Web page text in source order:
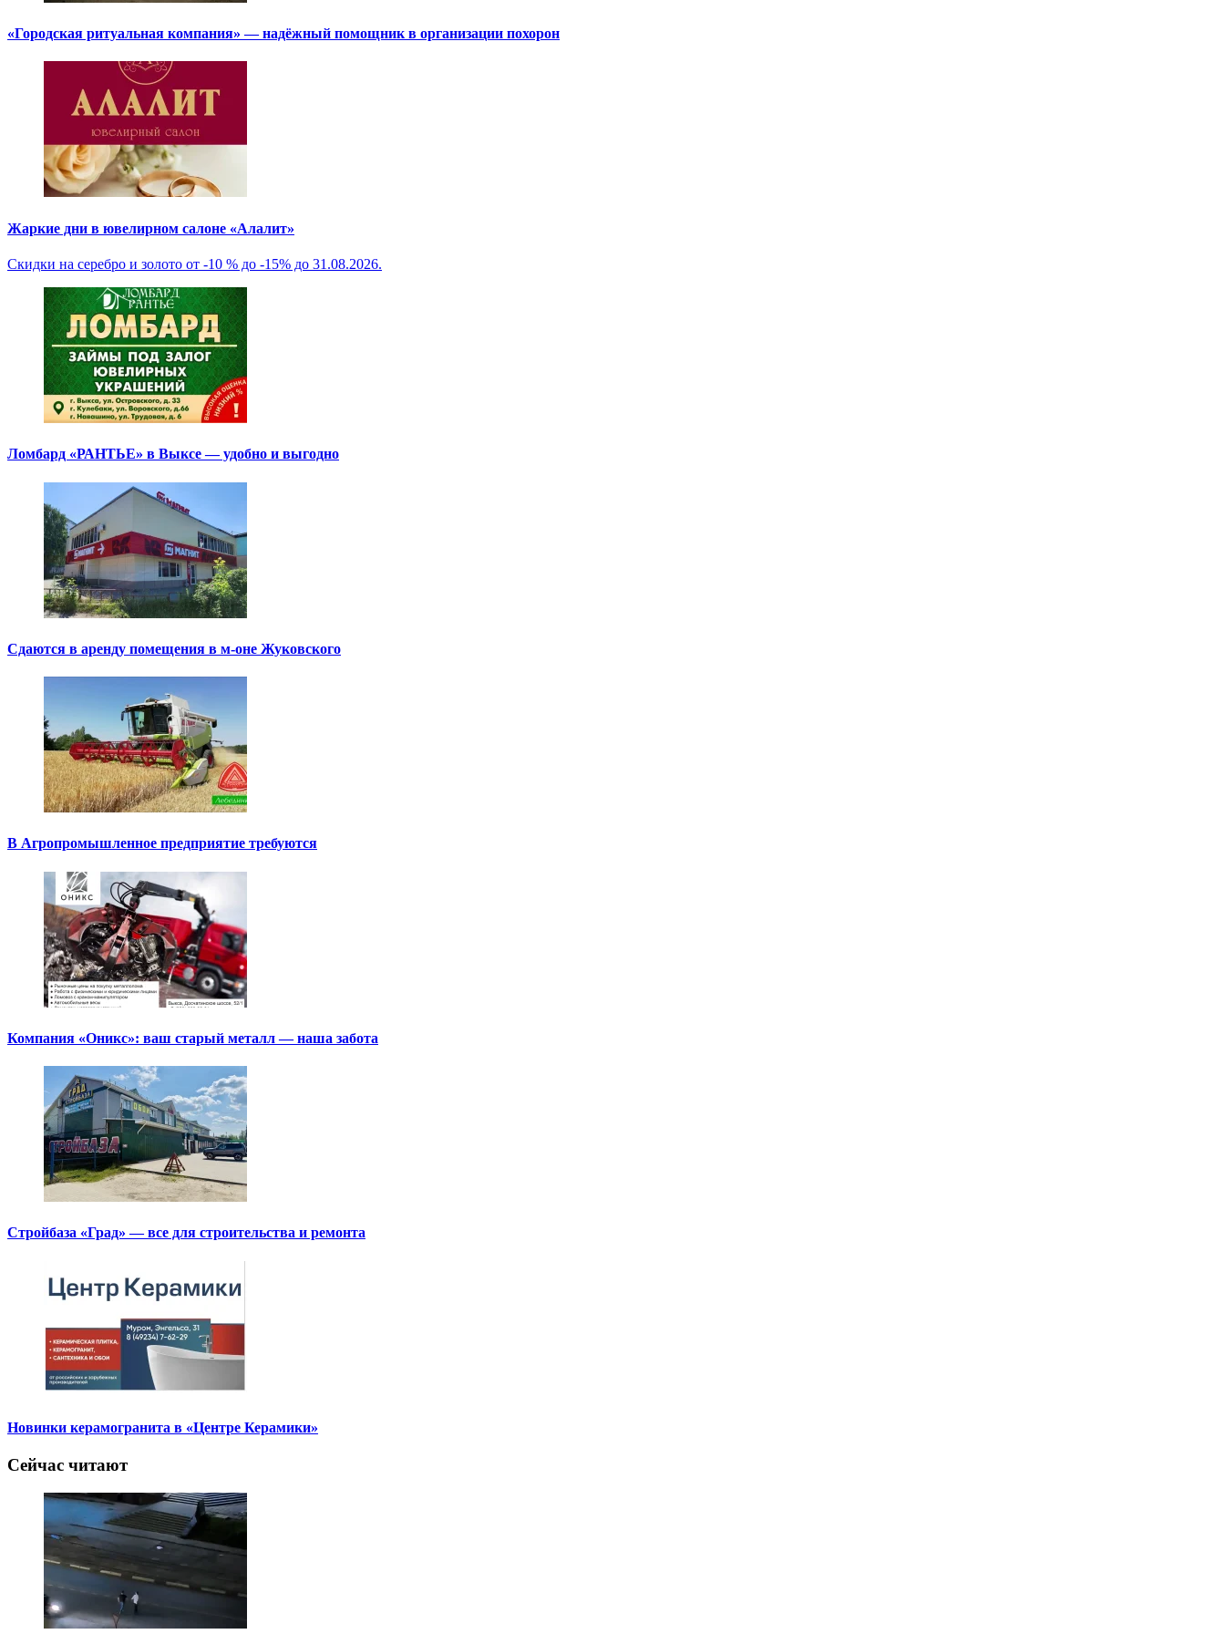
«Городская ритуальная компания» — надёжный помощник в организации похорон
Жаркие дни в ювелирном салоне «Алалит»
Скидки на серебро и золото от -10 % до -15% до 31.08.2026.
Ломбард «РАНТЬЕ» в Выксе — удобно и выгодно
Сдаются в аренду помещения в м-оне Жуковского
В Агропромышленное предприятие требуются
Компания «Оникс»: ваш старый металл — наша забота
Стройбаза «Град» — все для строительства и ремонта
Новинки керамогранита в «Центре Керамики»
Сейчас читают